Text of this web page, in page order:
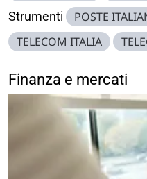
Strumenti POSTE
TELECOM ITALIA
Finanza e mercati